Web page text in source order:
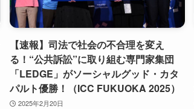
【速報】司法で社会の不合理を変え
る！“公共訴訟”に取り組む専門家集団
「LEDGE」がソーシャルグッド・カタ
パルト優勝！（ICC FUKUOKA 2025）
2025年2月20日